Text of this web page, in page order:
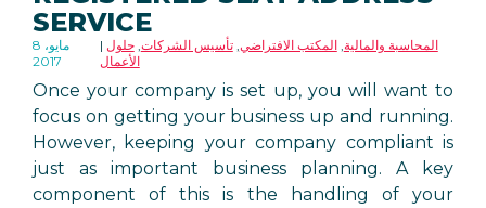
SERVICE
8 مايو،
2017
المحاسبة والمالية,المكتب الافتراضي,تأسيس الشركات,حلول
الأعمال
Once your company is set up, you will want to
focus on getting your business up and running.
However, keeping your company compliant is
just as important business planning. A key
component of this is the handling of your